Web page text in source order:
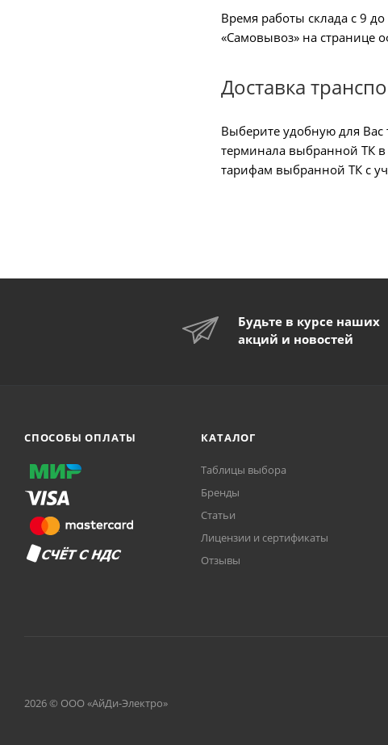
Время работы склада с 9
«Самовывоз» на странице
Доставка
Выберите удобную для Вас
терминала выбранной ТК в
тарифам выбранной ТК с
Будьте в курсе наших
акций и новостей
СПОСОБЫ ОПЛАТЫ КАТАЛОГ
Таблицы выбора
Бренды
Статьи
Лицензии и сертификаты
Отзывы
2026 © ООО «АйДи-Электро»